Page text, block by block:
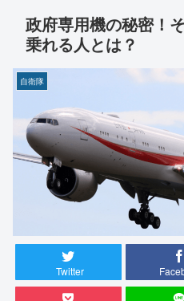
政府専用機の秘密！
乗れる人とは？
自衛隊
Twitter